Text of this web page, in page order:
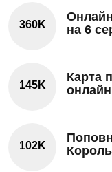
360K
на 6
145K
Карта
102K